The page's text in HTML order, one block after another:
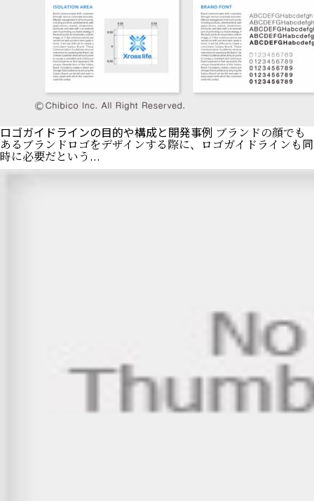
ロゴガイドラインの目的や構成と開発事例 ブランドの顔でも
あるブランドロゴをデザインする際に、ロゴガイドラインも同
時に必要だという...